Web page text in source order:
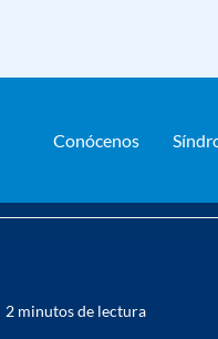
Conócenos
2 minutos de lectura